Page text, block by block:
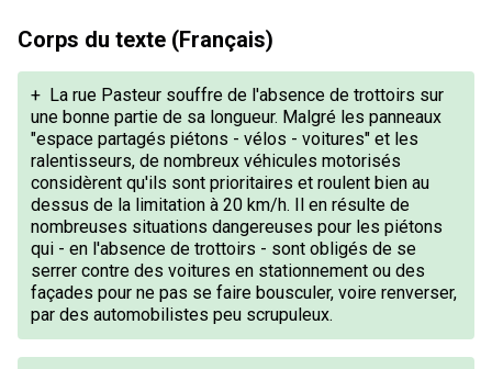
Corps du texte (Français)
+ La rue Pasteur souffre de l'absence de trottoirs sur
une bonne partie de sa longueur. Malgré les panneaux
"espace partagés piétons - vélos - voitures" et les
ralentisseurs, de nombreux véhicules motorisés
considèrent qu'ils sont prioritaires et roulent bien au
dessus de la limitation à 20 km/h. Il en résulte de
nombreuses situations dangereuses pour les piétons
qui - en l'absence de trottoirs - sont obligés de se
serrer contre des voitures en stationnement ou des
façades pour ne pas se faire bousculer, voire renverser,
par des automobilistes peu scrupuleux.